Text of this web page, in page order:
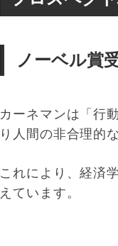
ノーベル賞
カーネマンは「行
り人間の非合理的
これにより、経済
えています。